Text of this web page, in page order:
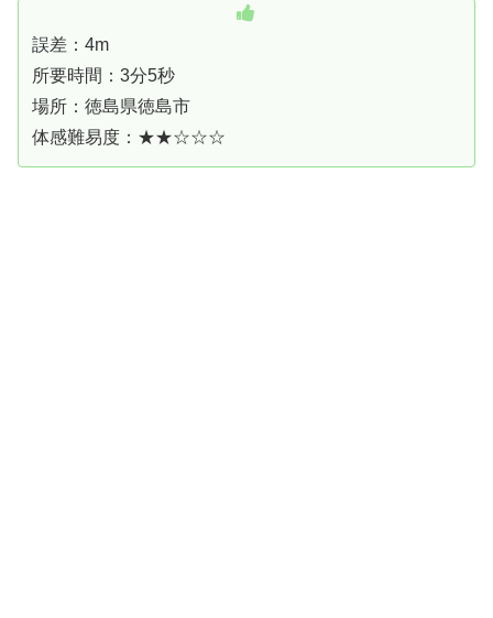
誤差：4m
所要時間：3分5秒
場所：徳島県徳島市
体感難易度：★★☆☆☆